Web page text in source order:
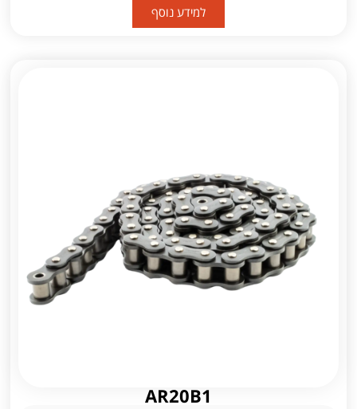
למידע נוסף
AR20B1